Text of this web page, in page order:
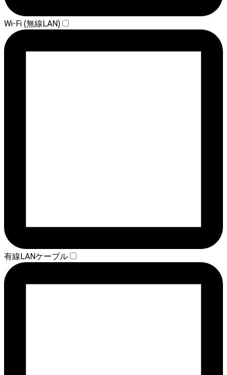
Wi-Fi (無線LAN)
有線LANケーブル